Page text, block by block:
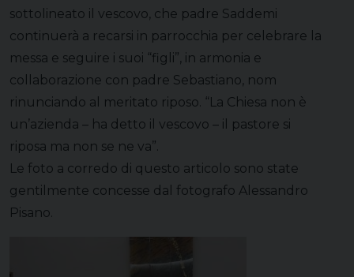
sottolineato il vescovo, che padre Saddemi
continuerà a recarsi in parrocchia per celebrare la
messa e seguire i suoi “figli”, in armonia e
collaborazione con padre Sebastiano, nom
rinunciando al meritato riposo. “La Chiesa non è
un’azienda – ha detto il vescovo – il pastore si
riposa ma non se ne va”.
Le foto a corredo di questo articolo sono state
gentilmente concesse dal fotografo Alessandro
Pisano.